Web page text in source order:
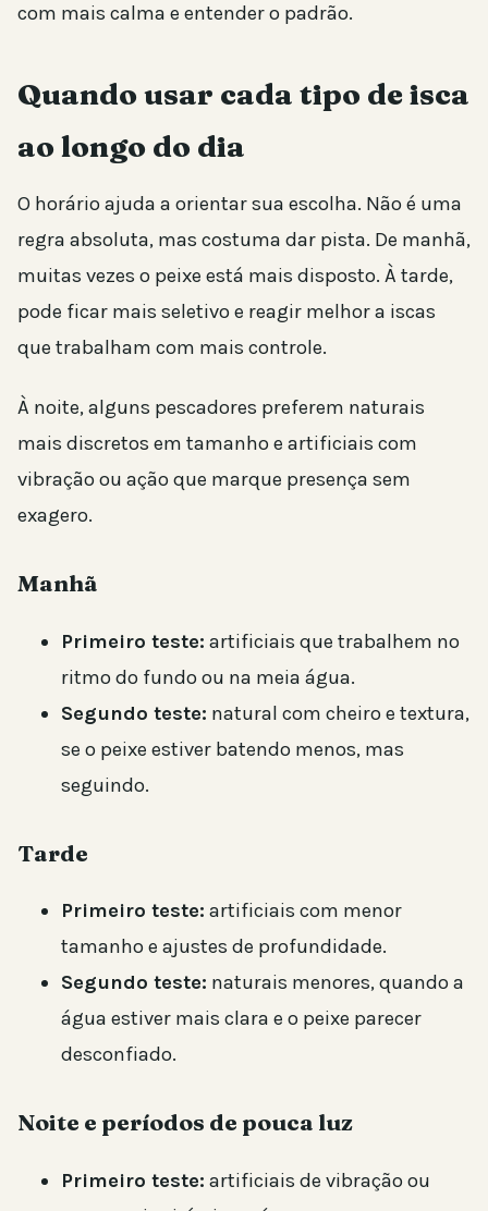
com mais calma e entender o padrão.
Quando usar cada tipo de isca
ao longo do dia
O horário ajuda a orientar sua escolha. Não é uma
regra absoluta, mas costuma dar pista. De manhã,
muitas vezes o peixe está mais disposto. À tarde,
pode ficar mais seletivo e reagir melhor a iscas
que trabalham com mais controle.
À noite, alguns pescadores preferem naturais
mais discretos em tamanho e artificiais com
vibração ou ação que marque presença sem
exagero.
Manhã
Primeiro teste: artificiais que trabalhem no
ritmo do fundo ou na meia água.
Segundo teste: natural com cheiro e textura,
se o peixe estiver batendo menos, mas
seguindo.
Tarde
Primeiro teste: artificiais com menor
tamanho e ajustes de profundidade.
Segundo teste: naturais menores, quando a
água estiver mais clara e o peixe parecer
desconfiado.
Noite e períodos de pouca luz
Primeiro teste: artificiais de vibração ou